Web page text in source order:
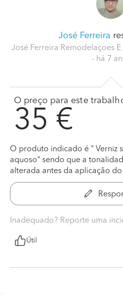
José Ferreira
José Ferreira Remodelaçoes
- há 7
O preço para este
35 €
O produto indicado é " Verniz
aquoso" sendo que a
alterada antes da aplicação do
Inadequado? Reporte uma
Útil